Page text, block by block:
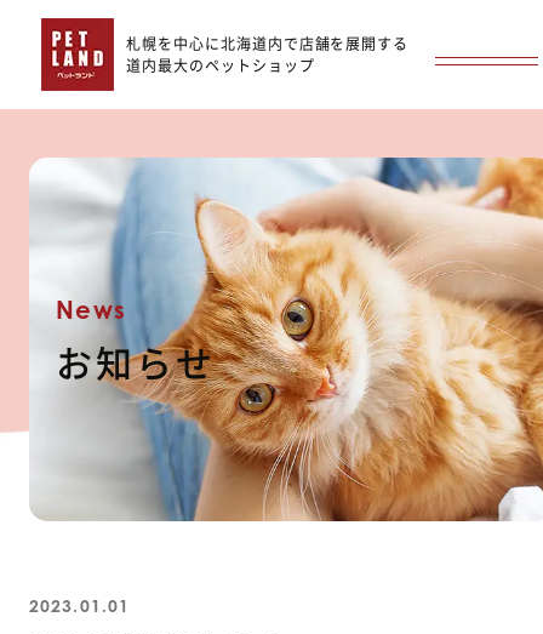
札幌を中心に北海道内で店舗を展開する
道内最大のペットショップ
News
お知らせ
2023.01.01